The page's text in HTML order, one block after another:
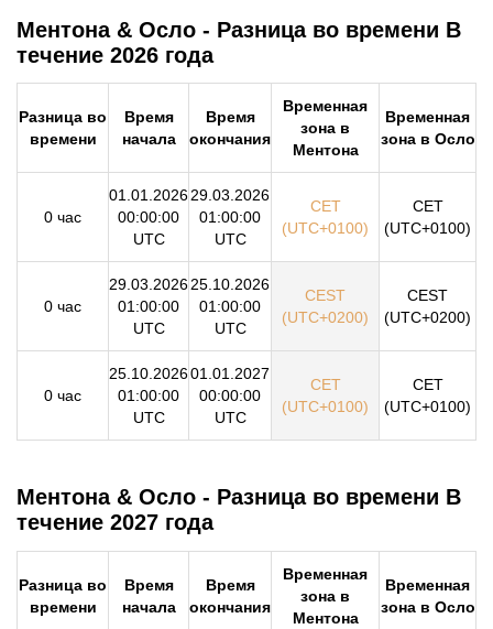
Ментона & Осло - Разница во времени В
течение 2026 года
Разница во
времени
Время
начала
Время
окончания
Временная
зона в
Ментона
Временная
зона в Осло
0 час
01.01.2026
00:00:00
UTC
29.03.2026
01:00:00
UTC
CET
(UTC+0100)
CET
(UTC+0100)
0 час
29.03.2026
01:00:00
UTC
25.10.2026
01:00:00
UTC
CEST
(UTC+0200)
CEST
(UTC+0200)
0 час
25.10.2026
01:00:00
UTC
01.01.2027
00:00:00
UTC
CET
(UTC+0100)
CET
(UTC+0100)
Ментона & Осло - Разница во времени В
течение 2027 года
Разница во
времени
Время
начала
Время
окончания
Временная
зона в
Ментона
Временная
зона в Осло